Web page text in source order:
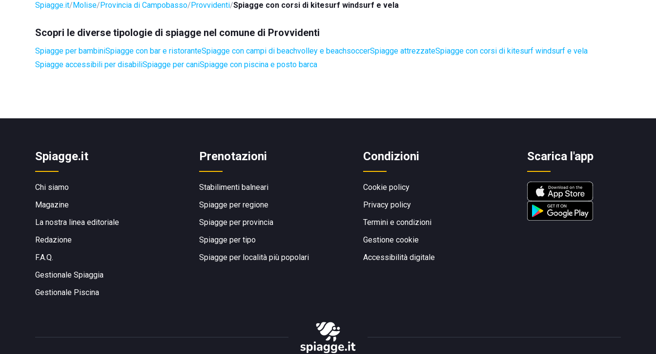
Spiagge.it Molise Provincia di Campobasso Provvidenti Spiagge con corsi di kitesurf windsurf e vela
Scopri le diverse tipologie di spiagge nel comune di Provvidenti
Spiagge per bambiniSpiagge con bar e ristoranteSpiagge con campi di beachvolley e beachsoccerSpiagge attrezzateSpiagge con corsi di kitesurf windsurf e vela
Spiagge accessibili per disabiliSpiagge per caniSpiagge con piscina e posto barca
Spiagge.it
Chi siamo
Magazine
La nostra linea editoriale
Redazione
F.A.Q.
Gestionale Spiaggia
Gestionale Piscina
Prenotazioni
Stabilimenti balneari
Spiagge per regione
Spiagge per provincia
Spiagge per tipo
Spiagge per località più popolari
Condizioni
Cookie policy
Privacy policy
Termini e condizioni
Gestione cookie
Accessibilità digitale
Scarica l'app